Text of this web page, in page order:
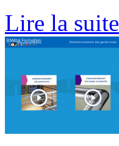
Lire la suite